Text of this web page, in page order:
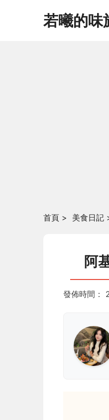
若曦的味
首頁 > 美食日記
阿
發佈時間：